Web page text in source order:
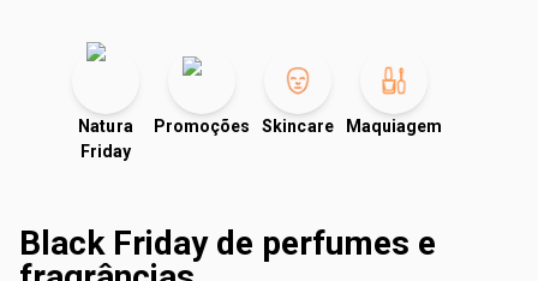
Natura
Friday
Promoções Skincare Maquiagem
Black Friday de perfumes e